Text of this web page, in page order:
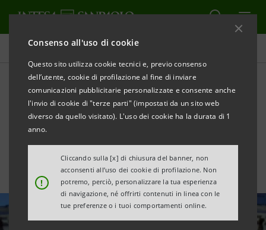
Consenso all'uso di cookie
Questo sito utilizza cookie tecnici e, previo consenso
dell’utente, cookie di profilazione al fine di inviare
comunicazioni pubblicitarie personalizzate e consente anche
l'invio di cookie di "terze parti" (impostati da un sito web
diverso da quello visitato). L'uso dei cookie ha la durata di 1
anno.
!
Cliccando sulla [x] di chiusura del banner, non
acconsenti all’uso dei cookie di profilazione. Non
potremo, perciò, personalizzare la tua esperienza
di navigazione, né offrirti contenuti in linea con le
tue preferenze o i tuoi comportamenti online.
Tutte le news
Nasce IMI Corporate &
Investment Banking